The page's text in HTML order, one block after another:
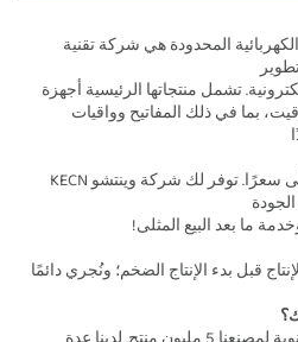
ما بعد البيع المثلى!